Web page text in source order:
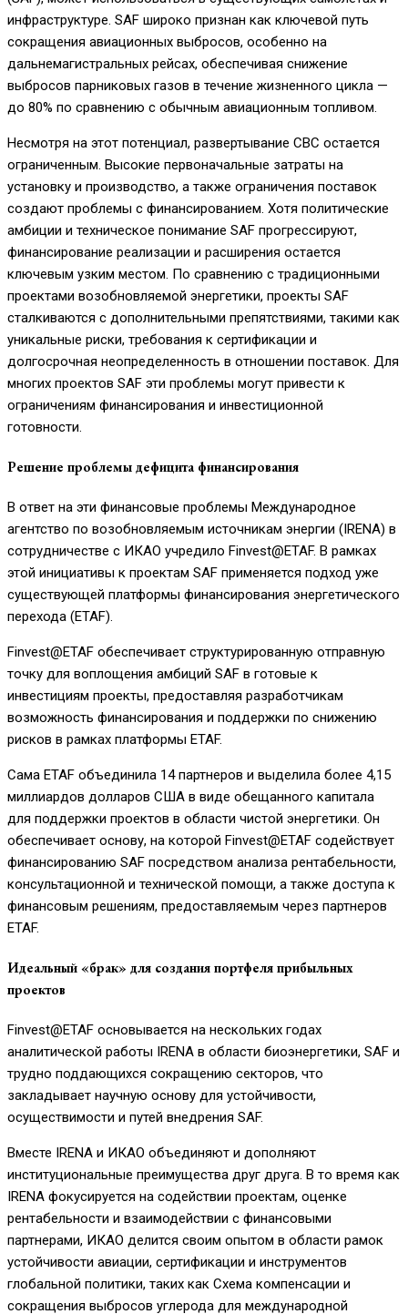
инфраструктуре. SAF широко признан как ключевой путь
сокращения авиационных выбросов, особенно на
дальнемагистральных рейсах, обеспечивая снижение
выбросов парниковых газов в течение жизненного цикла —
до 80% по сравнению с обычным авиационным топливом.
Несмотря на этот потенциал, развертывание СВС остается
ограниченным. Высокие первоначальные затраты на
установку и производство, а также ограничения поставок
создают проблемы с финансированием. Хотя политические
амбиции и техническое понимание SAF прогрессируют,
финансирование реализации и расширения остается
ключевым узким местом. По сравнению с традиционными
проектами возобновляемой энергетики, проекты SAF
сталкиваются с дополнительными препятствиями, такими как
уникальные риски, требования к сертификации и
долгосрочная неопределенность в отношении поставок. Для
многих проектов SAF эти проблемы могут привести к
ограничениям финансирования и инвестиционной
готовности.
Решение проблемы дефицита финансирования
В ответ на эти финансовые проблемы Международное
агентство по возобновляемым источникам энергии (IRENA) в
сотрудничестве с ИКАО учредило Finvest@ETAF. В рамках
этой инициативы к проектам SAF применяется подход уже
существующей платформы финансирования энергетического
перехода (ETAF).
Finvest@ETAF обеспечивает структурированную отправную
точку для воплощения амбиций SAF в готовые к
инвестициям проекты, предоставляя разработчикам
возможность финансирования и поддержки по снижению
рисков в рамках платформы ETAF.
Сама ETAF объединила 14 партнеров и выделила более 4,15
миллиардов долларов США в виде обещанного капитала
для поддержки проектов в области чистой энергетики. Он
обеспечивает основу, на которой Finvest@ETAF содействует
финансированию SAF посредством анализа рентабельности,
консультационной и технической помощи, а также доступа к
финансовым решениям, предоставляемым через партнеров
ETAF.
Идеальный «брак» для создания портфеля прибыльных
проектов
Finvest@ETAF основывается на нескольких годах
аналитической работы IRENA в области биоэнергетики, SAF и
трудно поддающихся сокращению секторов, что
закладывает научную основу для устойчивости,
осуществимости и путей внедрения SAF.
Вместе IRENA и ИКАО объединяют и дополняют
институциональные преимущества друг друга. В то время как
IRENA фокусируется на содействии проектам, оценке
рентабельности и взаимодействии с финансовыми
партнерами, ИКАО делится своим опытом в области рамок
устойчивости авиации, сертификации и инструментов
глобальной политики, таких как Схема компенсации и
сокращения выбросов углерода для международной